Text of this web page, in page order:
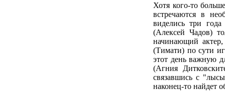
Хотя кого-то
встречаются в
виделись три
(Алексей Чадов)
начинающий
(Тимати) по сути
этот день важную
(Агния
связавшись с
наконец-то найдет